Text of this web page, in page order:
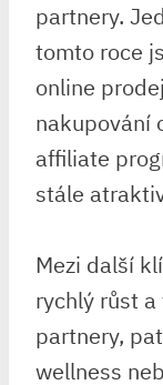
partnery.
tomto roce
online
nakupování
affiliate
stále
Mezi další
rychlý růst
partnery,
wellness